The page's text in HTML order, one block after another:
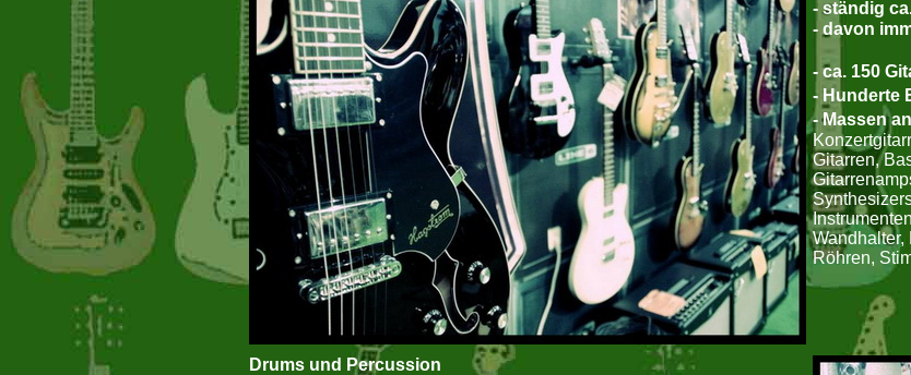
- ständig
- davon
-
- ca. 150
- Hunderte
- Massen
Gitarren,
Wandhalter,
Röhren,
Drums und Percussion